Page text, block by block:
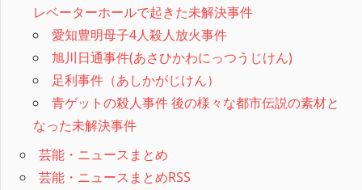
レベーターホールで起きた未解決事件
愛知豊明母子4人殺人放火事件
旭川日通事件(あさひかわにっつうじけん)
足利事件（あしかがじけん）
青ゲットの殺人事件 後の様々な都市伝説の素材と
なった未解決事件
芸能・ニュースまとめ
芸能・ニュースまとめRSS